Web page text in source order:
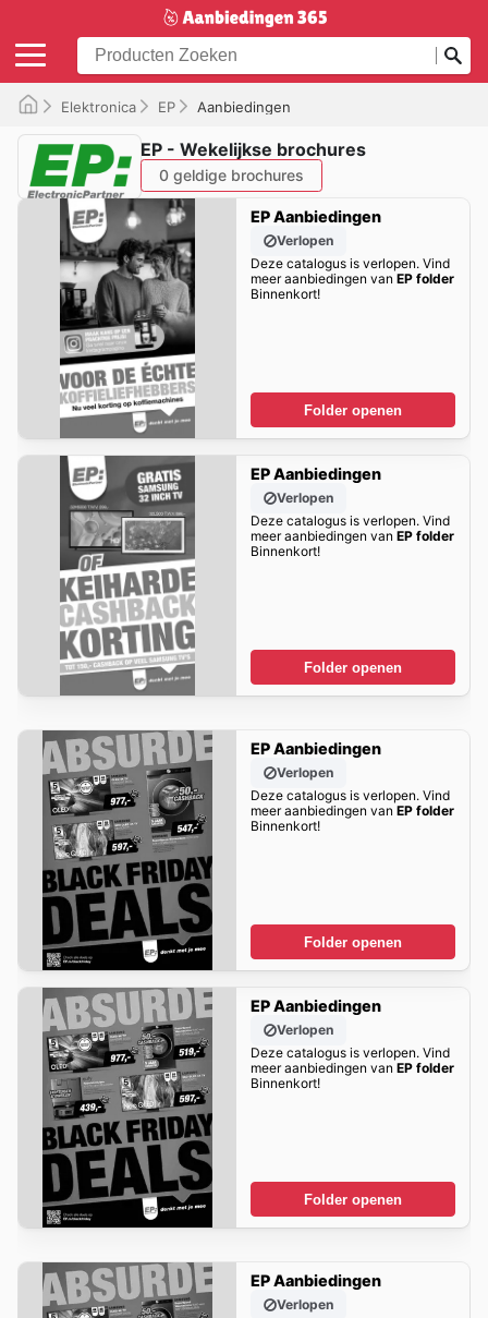
Elektronica EP Aanbiedingen
EP - Wekelijkse brochures
0 geldige brochures
EP Aanbiedingen
Verlopen
Deze catalogus is verlopen. Vind
meer aanbiedingen van EP folder
Binnenkort!
Folder openen
EP Aanbiedingen
Verlopen
Deze catalogus is verlopen. Vind
meer aanbiedingen van EP folder
Binnenkort!
Folder openen
EP Aanbiedingen
Verlopen
Deze catalogus is verlopen. Vind
meer aanbiedingen van EP folder
Binnenkort!
Folder openen
EP Aanbiedingen
Verlopen
Deze catalogus is verlopen. Vind
meer aanbiedingen van EP folder
Binnenkort!
Folder openen
EP Aanbiedingen
Verlopen